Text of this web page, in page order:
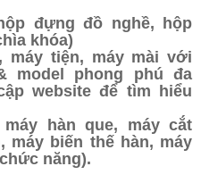
đựng đồ nghề, hộp
khóa)
máy tiện, máy mài với
model phong phú đa
website để tìm hiểu
máy hàn que, máy cắt
máy biến thế hàn, máy
năng).